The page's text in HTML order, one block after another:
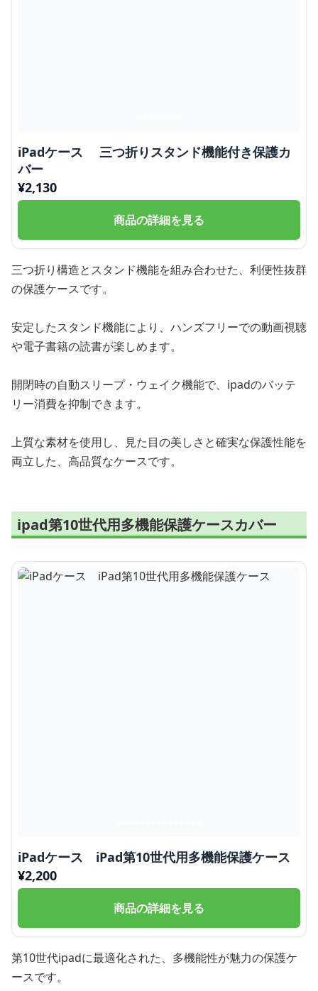
iPadケース 三つ折りスタンド機能付き保護カ
バー
¥2,130
商品の詳細を見る
三つ折り構造とスタンド機能を組み合わせた、利便性抜群
の保護ケースです。
安定したスタンド機能により、ハンズフリーでの動画視聴
や電子書籍の読書が楽しめます。
開閉時の自動スリープ・ウェイク機能で、ipadのバッテ
リー消費を抑制できます。
上質な素材を使用し、見た目の美しさと確実な保護性能を
両立した、高品質なケースです。
ipad第10世代用多機能保護ケースカバー
iPadケース iPad第10世代用多機能保護ケース
¥2,200
商品の詳細を見る
第10世代ipadに最適化された、多機能性が魅力の保護ケ
ースです。